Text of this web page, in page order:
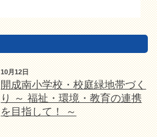
10月12日
開成南小学校・校庭緑地帯づく
り ～ 福祉・環境・教育の連携
を目指して！ ～